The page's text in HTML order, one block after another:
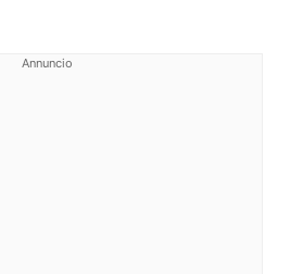
Annuncio